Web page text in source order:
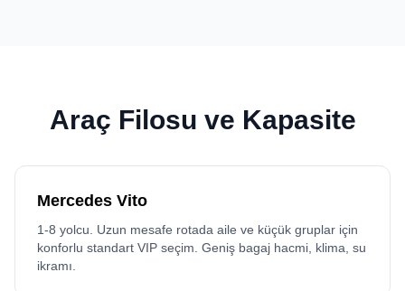
Araç Filosu ve Kapasite
Mercedes Vito
1-8 yolcu. Uzun mesafe rotada aile ve küçük gruplar için
konforlu standart VIP seçim. Geniş bagaj hacmi, klima, su
ikramı.